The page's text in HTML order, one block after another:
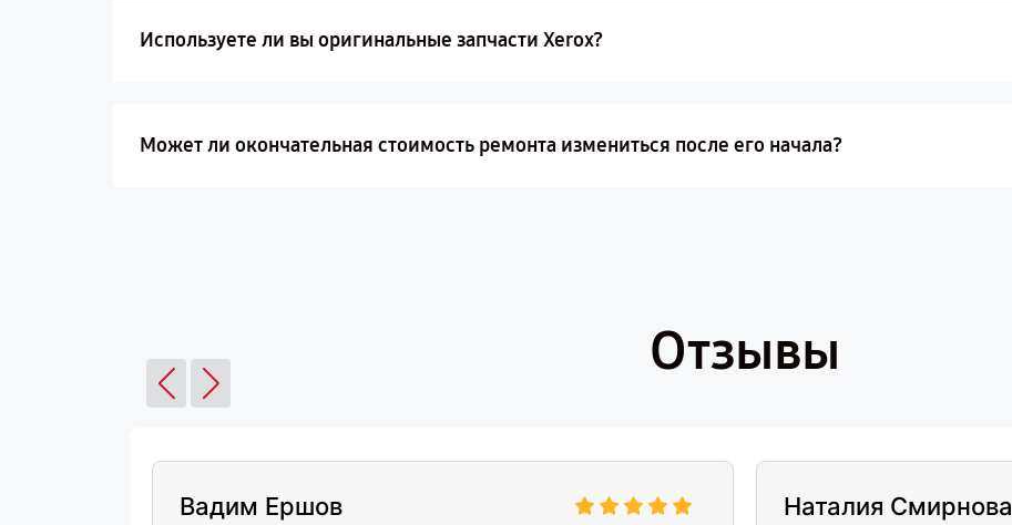
Используете ли вы оригинальные запчасти Xerox?
Может ли окончательная стоимость ремонта измениться после его начала?
Отзывы
Вадим Ершов Наталия Смирнова